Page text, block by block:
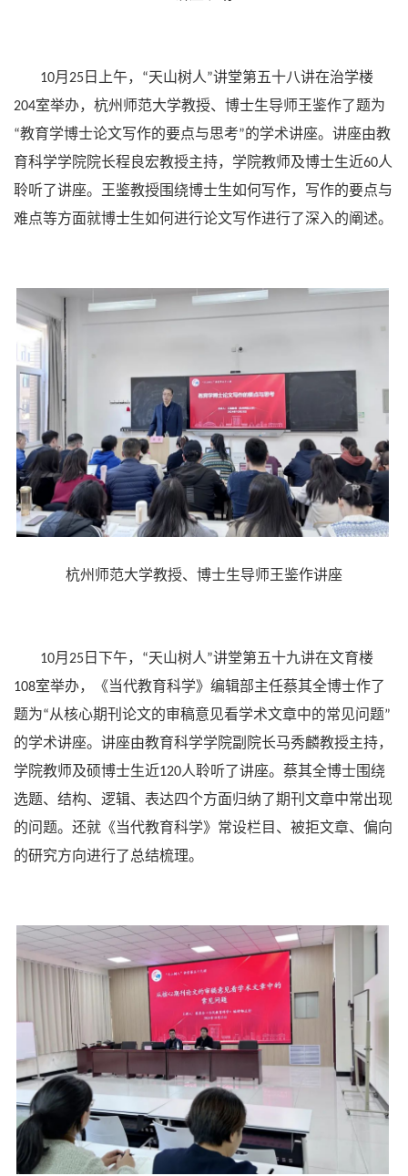
10月 25 日上午， “天山树人”讲堂第五十八讲在治学楼
204室举办，杭州师范大学教授、博士生导师王鉴作了题为
“教育学博士论文写作的要点与思考”的学术讲座。讲座由教
育科学学院院长程良宏教授主持，学院教师及博士生近60人
聆听了讲座。王鉴教授围绕博士生如何写作，写作的要点与
难点等方面就博士生如何进行论文写作进行了深入的阐述。
杭州师范大学教授、博士生导师王鉴作讲座
10月 25 日下午， “天山树人”讲堂第五十九讲在文育楼
108室举办，《当代教育科学》编辑部主任蔡其全博士作了
题为“从核心期刊论文的审稿意见看学术文章中的常见问题”
的学术讲座。讲座由教育科学学院副院长马秀麟教授主持，
学院教师及硕博士生近120人聆听了讲座。蔡其全博士围绕
选题、结构、逻辑、表达四个方面归纳了期刊文章中常出现
的问题。还就《当代教育科学》常设栏目、被拒文章、偏向
的研究方向进行了总结梳理。